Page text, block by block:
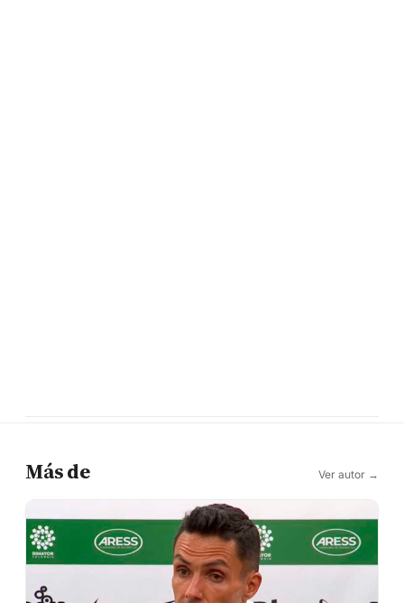
Más de Ver autor →